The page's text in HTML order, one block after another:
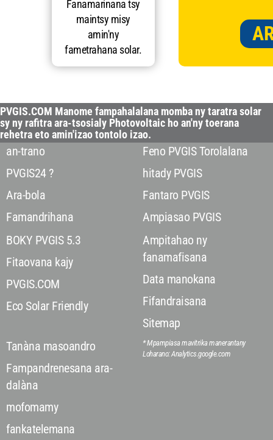
Fanamarinana tsy
maintsy misy
amin'ny
fametrahana solar.
PVGIS.COM Manome fampahalalana momba ny taratra solar
sy ny rafitra ara-tsosialy Photovoltaic ho an'ny toerana
rehetra eto amin'izao tontolo izao.
an-trano
PVGIS24 ?
Ara-bola
Famandrihana
BOKY PVGIS 5.3
Fitaovana kajy
PVGIS.COM
Eco Solar Friendly
Tanàna masoandro
Fampandrenesana ara-
dalàna
mofomamy
fankatelemana
Feno PVGIS Torolalana
hitady PVGIS
Fantaro PVGIS
Ampiasao PVGIS
Ampitahao ny
fanamafisana
Data manokana
Fifandraisana
Sitemap
* Mpampiasa mavitrika manerantany
Loharano: Analytics.google.com